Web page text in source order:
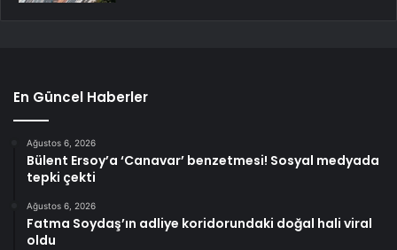
En Güncel Haberler
Ağustos 6, 2026
Bülent Ersoy’a ‘Canavar’ benzetmesi! Sosyal medyada
tepki çekti
Ağustos 6, 2026
Fatma Soydaş’ın adliye koridorundaki doğal hali viral
oldu